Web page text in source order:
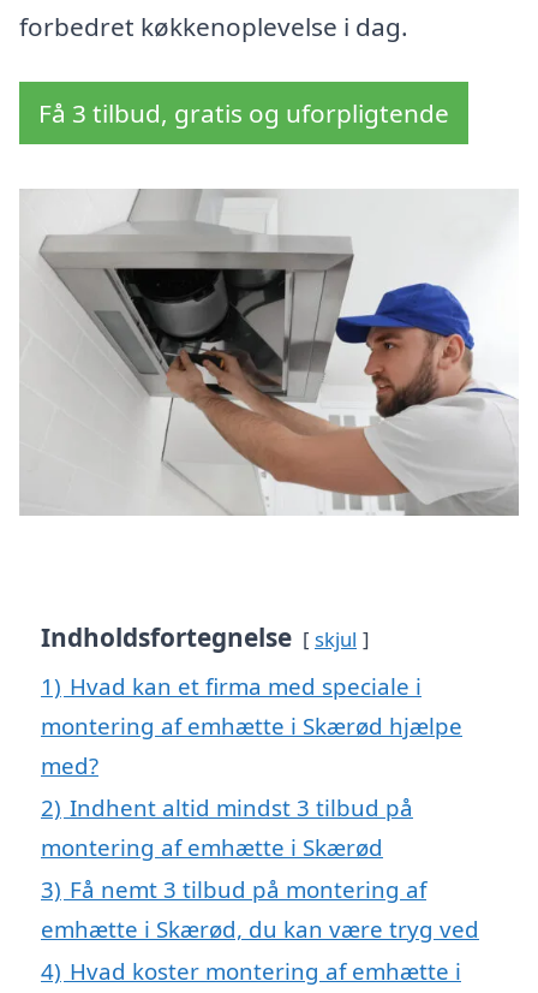
forbedret køkkenoplevelse i dag.
Få 3 tilbud, gratis og uforpligtende
Indholdsfortegnelse skjul
1) Hvad kan et firma med speciale i
montering af emhætte i Skærød hjælpe
med?
2) Indhent altid mindst 3 tilbud på
montering af emhætte i Skærød
3) Få nemt 3 tilbud på montering af
emhætte i Skærød, du kan være tryg ved
4) Hvad koster montering af emhætte i